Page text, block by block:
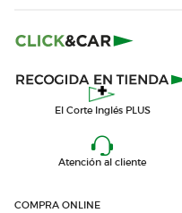
El Corte Inglés PLUS
Atención al cliente
COMPRA ONLINE